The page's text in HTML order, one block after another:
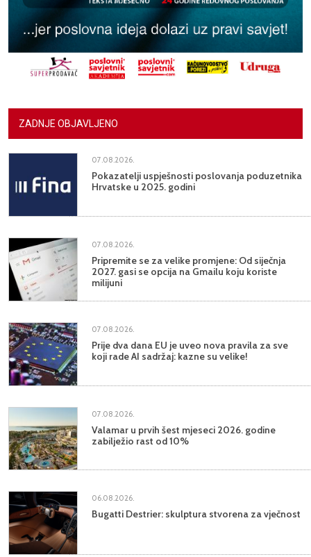
ZADNJE OBJAVLJENO
07.08.2026.
Pokazatelji uspješnosti poslovanja poduzetnika
Hrvatske u 2025. godini
07.08.2026.
Pripremite se za velike promjene: Od siječnja
2027. gasi se opcija na Gmailu koju koriste
milijuni
07.08.2026.
Prije dva dana EU je uveo nova pravila za sve
koji rade AI sadržaj: kazne su velike!
07.08.2026.
Valamar u prvih šest mjeseci 2026. godine
zabilježio rast od 10%
06.08.2026.
Bugatti Destrier: skulptura stvorena za vječnost